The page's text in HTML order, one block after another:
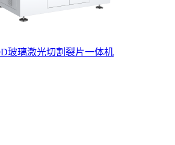
玻璃激光切割裂片一体机